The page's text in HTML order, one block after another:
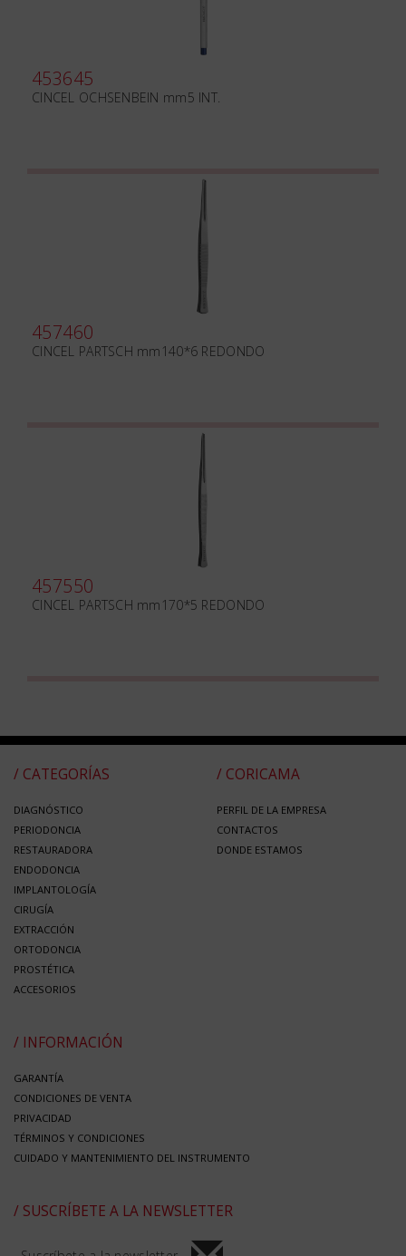
453645
CINCEL OCHSENBEIN mm5 INT.
457460
CINCEL PARTSCH mm140*6 REDONDO
457550
CINCEL PARTSCH mm170*5 REDONDO
/ CATEGORÍAS
DIAGNÓSTICO
PERIODONCIA
RESTAURADORA
ENDODONCIA
IMPLANTOLOGÍA
CIRUGÍA
EXTRACCIÓN
ORTODONCIA
PROSTÉTICA
ACCESORIOS
/ CORICAMA
PERFIL DE LA EMPRESA
CONTACTOS
DONDE ESTAMOS
/ INFORMACIÓN
GARANTÍA
CONDICIONES DE VENTA
PRIVACIDAD
TÉRMINOS Y CONDICIONES
CUIDADO Y MANTENIMIENTO DEL INSTRUMENTO
/ SUSCRÍBETE A LA NEWSLETTER